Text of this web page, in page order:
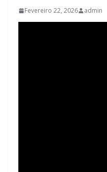
Fevereiro 22, 2026 admin